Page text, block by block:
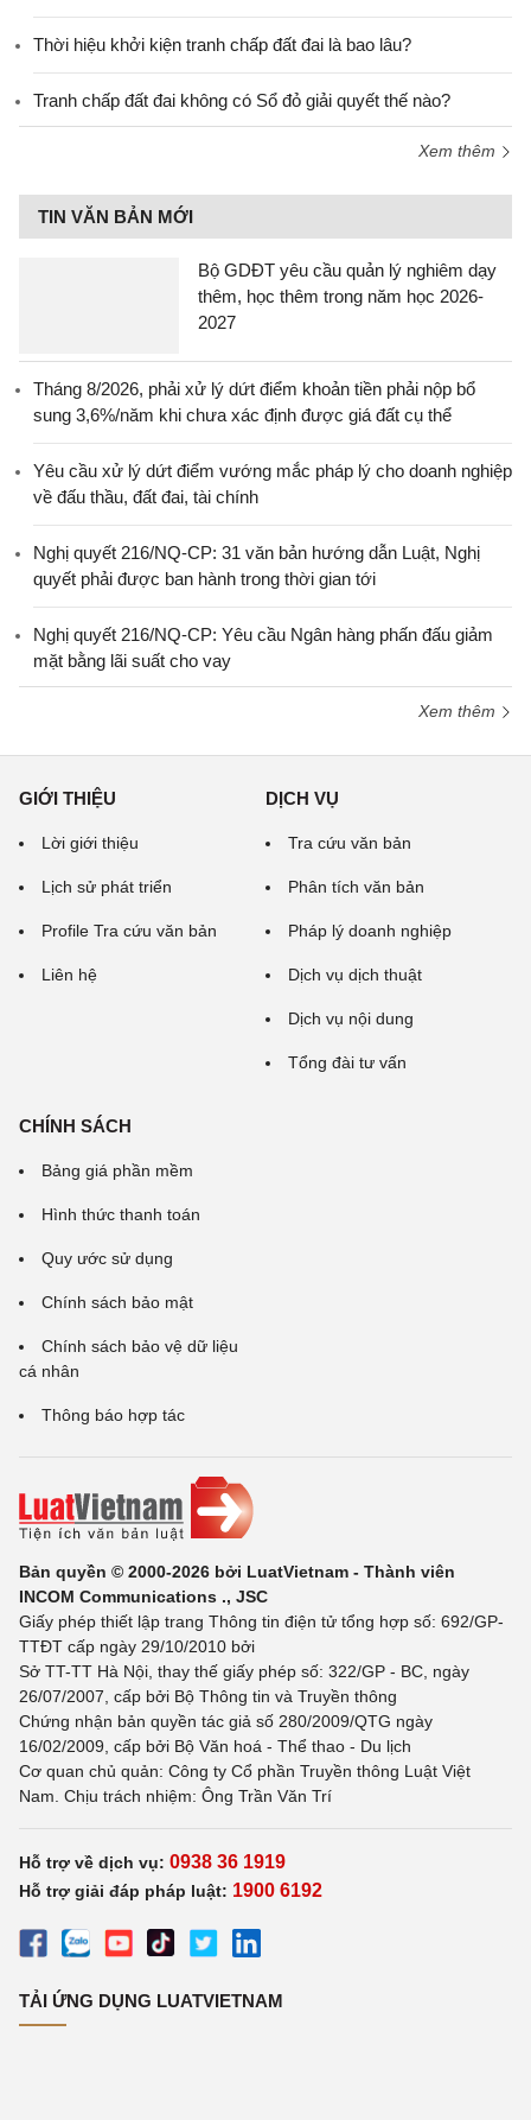
Thời hiệu khởi kiện tranh chấp đất đai là bao lâu?
Tranh chấp đất đai không có Sổ đỏ giải quyết thế nào?
Xem thêm
TIN VĂN BẢN MỚI
Bộ GDĐT yêu cầu quản lý nghiêm dạy
thêm, học thêm trong năm học 2026-
2027
Tháng 8/2026, phải xử lý dứt điểm khoản tiền phải nộp bổ
sung 3,6%/năm khi chưa xác định được giá đất cụ thể
Yêu cầu xử lý dứt điểm vướng mắc pháp lý cho doanh nghiệp
về đấu thầu, đất đai, tài chính
Nghị quyết 216/NQ-CP: 31 văn bản hướng dẫn Luật, Nghị
quyết phải được ban hành trong thời gian tới
Nghị quyết 216/NQ-CP: Yêu cầu Ngân hàng phấn đấu giảm
mặt bằng lãi suất cho vay
Xem thêm
GIỚI THIỆU
Lời giới thiệu
Lịch sử phát triển
Profile Tra cứu văn bản
Liên hệ
DỊCH VỤ
Tra cứu văn bản
Phân tích văn bản
Pháp lý doanh nghiệp
Dịch vụ dịch thuật
Dịch vụ nội dung
Tổng đài tư vấn
CHÍNH SÁCH
Bảng giá phần mềm
Hình thức thanh toán
Quy ước sử dụng
Chính sách bảo mật
Chính sách bảo vệ dữ liệu
cá nhân
Thông báo hợp tác
Bản quyền © 2000-2026 bởi LuatVietnam - Thành viên
INCOM Communications ., JSC
Giấy phép thiết lập trang Thông tin điện tử tổng hợp số: 692/GP-
TTĐT cấp ngày 29/10/2010 bởi
Sở TT-TT Hà Nội, thay thế giấy phép số: 322/GP - BC, ngày
26/07/2007, cấp bởi Bộ Thông tin và Truyền thông
Chứng nhận bản quyền tác giả số 280/2009/QTG ngày
16/02/2009, cấp bởi Bộ Văn hoá - Thể thao - Du lịch
Cơ quan chủ quản: Công ty Cổ phần Truyền thông Luật Việt
Nam. Chịu trách nhiệm: Ông Trần Văn Trí
Hỗ trợ về dịch vụ: 0938 36 1919
Hỗ trợ giải đáp pháp luật: 1900 6192
TẢI ỨNG DỤNG LUATVIETNAM